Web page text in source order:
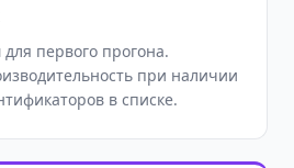
первого прогона.
при наличии
в списке.